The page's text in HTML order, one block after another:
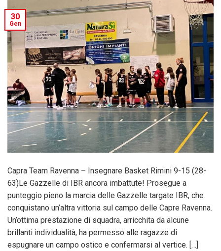
30
Gen
Capra Team Ravenna – Insegnare Basket Rimini 9-15 (28-
63)Le Gazzelle di IBR ancora imbattute! Prosegue a
punteggio pieno la marcia delle Gazzelle targate IBR, che
conquistano un’altra vittoria sul campo delle Capre Ravenna.
Un’ottima prestazione di squadra, arricchita da alcune
brillanti individualità, ha permesso alle ragazze di
espugnare un campo ostico e confermarsi al vertice. […]